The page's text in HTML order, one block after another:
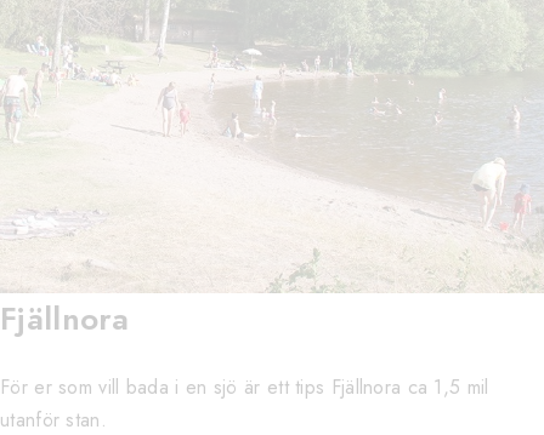
Fjällnora
För er som vill bada i en sjö är ett tips Fjällnora ca 1,5 mil
utanför stan.